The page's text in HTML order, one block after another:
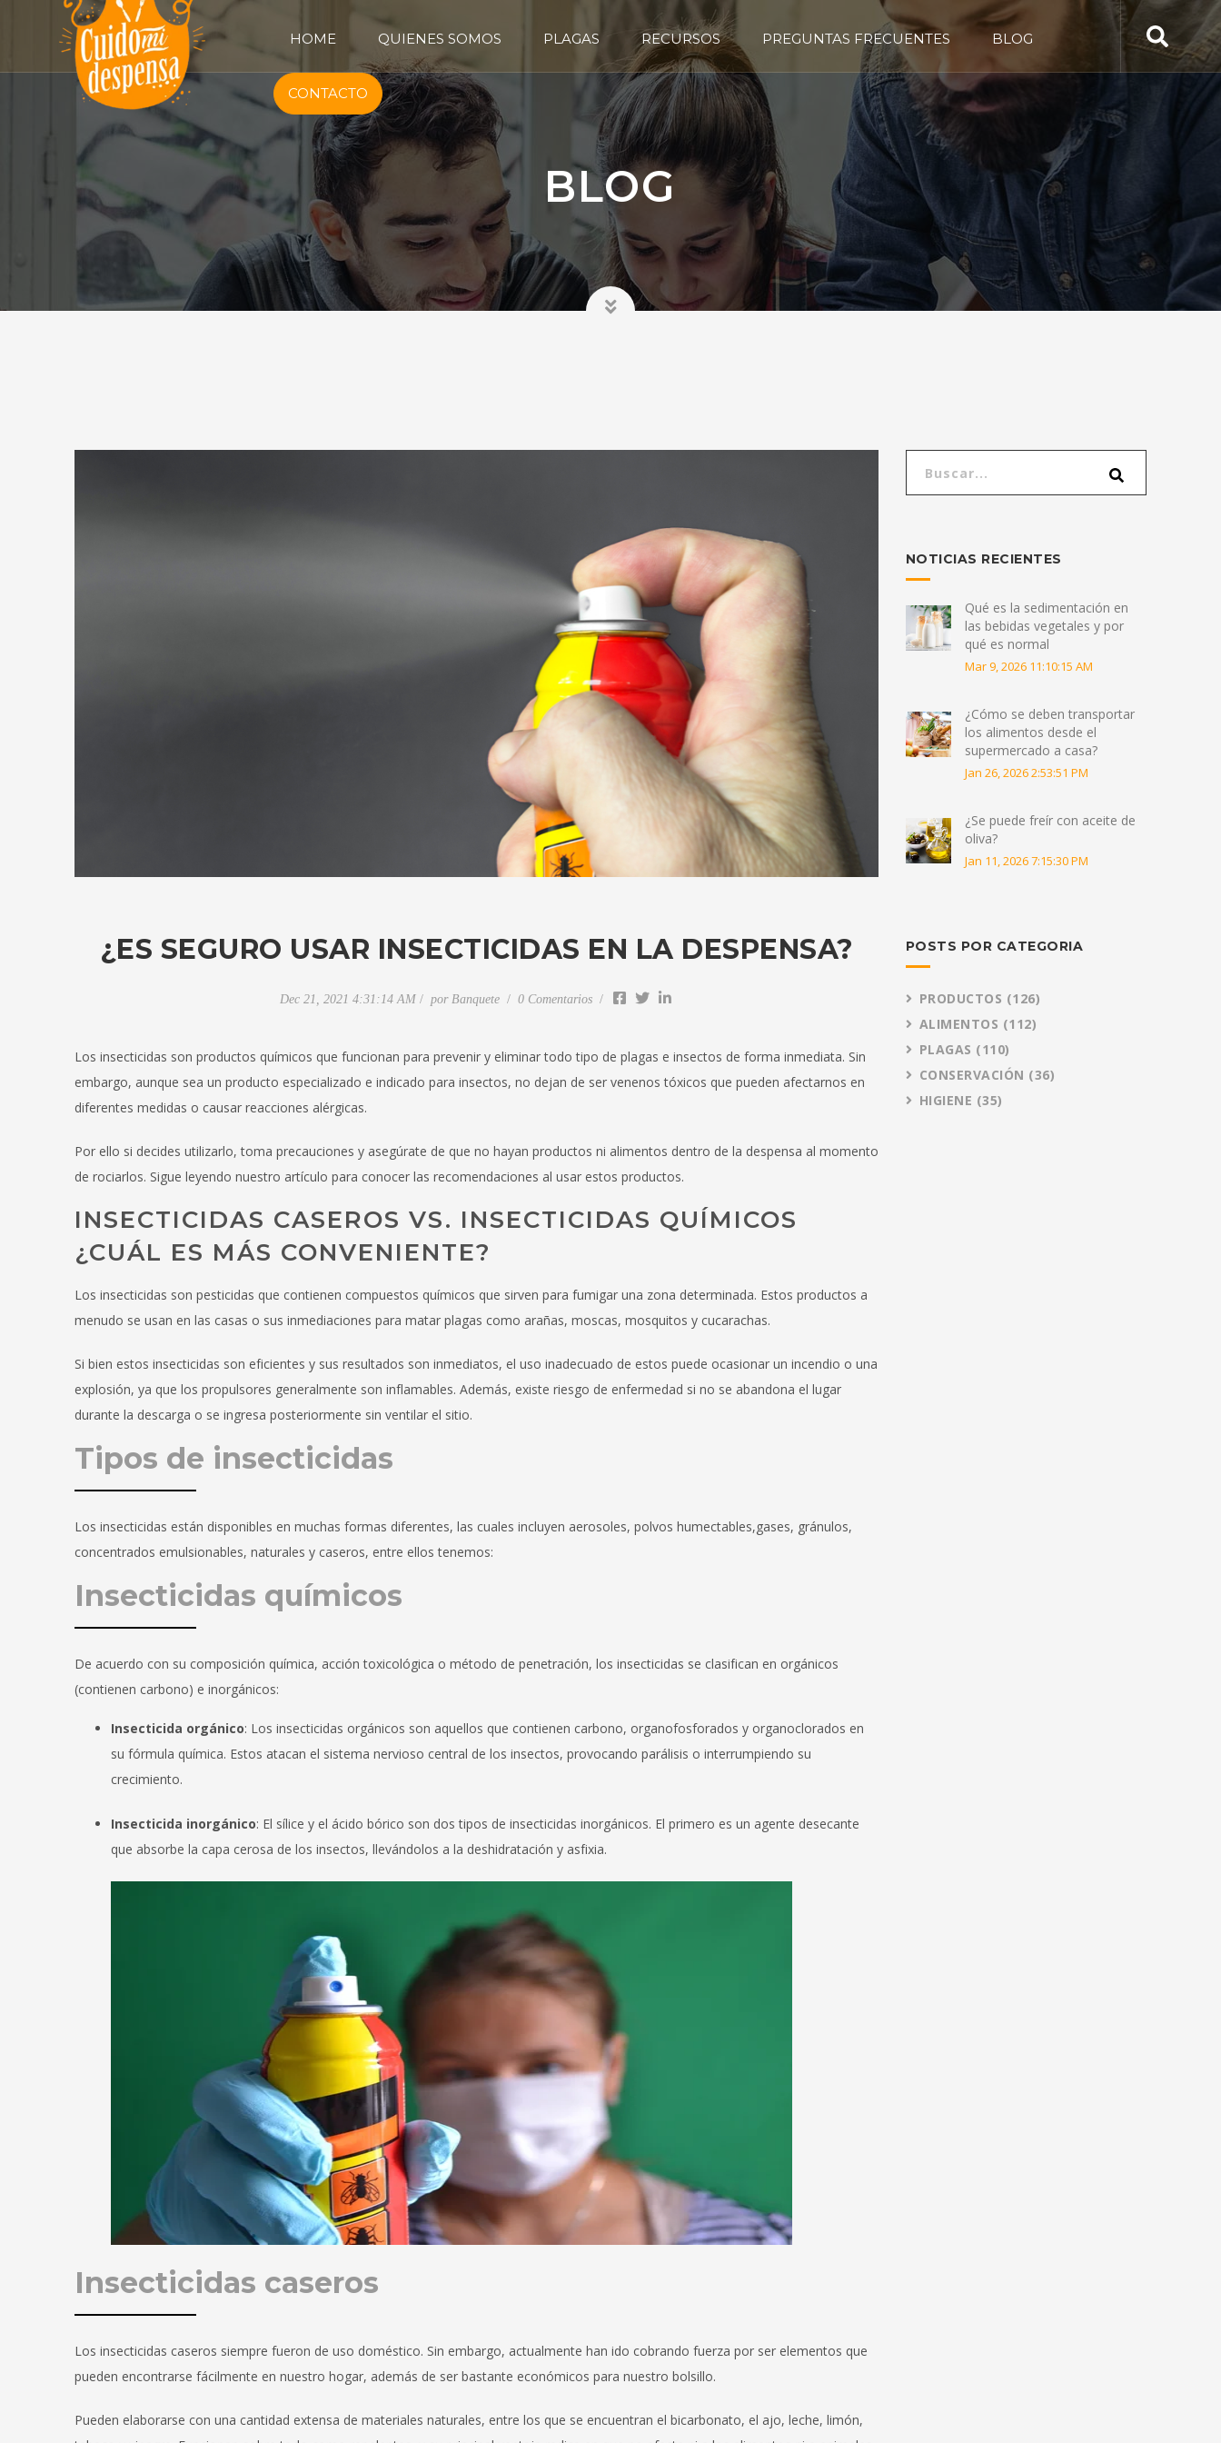
HOME QUIENES SOMOS PLAGAS RECURSOS PREGUNTAS FRECUENTES BLOG
CONTACTO
BLOG
¿ES SEGURO USAR INSECTICIDAS EN LA DESPENSA?
Dec 21, 2021 4:31:14 AM por Banquete 0 Comentarios
Los insecticidas son productos químicos que funcionan para prevenir y eliminar todo tipo de plagas e insectos de forma inmediata. Sin
embargo, aunque sea un producto especializado e indicado para insectos, no dejan de ser venenos tóxicos que pueden afectarnos en
diferentes medidas o causar reacciones alérgicas.
Por ello si decides utilizarlo, toma precauciones y asegúrate de que no hayan productos ni alimentos dentro de la despensa al momento
de rociarlos. Sigue leyendo nuestro artículo para conocer las recomendaciones al usar estos productos.
INSECTICIDAS CASEROS VS. INSECTICIDAS QUÍMICOS
¿CUÁL ES MÁS CONVENIENTE?
Los insecticidas son pesticidas que contienen compuestos químicos que sirven para fumigar una zona determinada. Estos productos a
menudo se usan en las casas o sus inmediaciones para matar plagas como arañas, moscas, mosquitos y cucarachas.
Si bien estos insecticidas son eficientes y sus resultados son inmediatos, el uso inadecuado de estos puede ocasionar un incendio o una
explosión, ya que los propulsores generalmente son inflamables. Además, existe riesgo de enfermedad si no se abandona el lugar
durante la descarga o se ingresa posteriormente sin ventilar el sitio.
Tipos de insecticidas
Los insecticidas están disponibles en muchas formas diferentes, las cuales incluyen aerosoles, polvos humectables,gases, gránulos,
concentrados emulsionables, naturales y caseros, entre ellos tenemos:
Insecticidas químicos
De acuerdo con su composición química, acción toxicológica o método de penetración, los insecticidas se clasifican en orgánicos
(contienen carbono) e inorgánicos:
Insecticida orgánico: Los insecticidas orgánicos son aquellos que contienen carbono, organofosforados y organoclorados en
su fórmula química. Estos atacan el sistema nervioso central de los insectos, provocando parálisis o interrumpiendo su
crecimiento.
Insecticida inorgánico: El sílice y el ácido bórico son dos tipos de insecticidas inorgánicos. El primero es un agente desecante
que absorbe la capa cerosa de los insectos, llevándolos a la deshidratación y asfixia.
Insecticidas caseros
Los insecticidas caseros siempre fueron de uso doméstico. Sin embargo, actualmente han ido cobrando fuerza por ser elementos que
pueden encontrarse fácilmente en nuestro hogar, además de ser bastante económicos para nuestro bolsillo.
Pueden elaborarse con una cantidad extensa de materiales naturales, entre los que se encuentran el bicarbonato, el ajo, leche, limón,
NOTICIAS RECIENTES
Qué es la sedimentación en
las bebidas vegetales y por
qué es normal
Mar 9, 2026 11:10:15 AM
¿Cómo se deben transportar
los alimentos desde el
supermercado a casa?
Jan 26, 2026 2:53:51 PM
¿Se puede freír con aceite de
oliva?
Jan 11, 2026 7:15:30 PM
POSTS POR CATEGORIA
PRODUCTOS (126)
ALIMENTOS (112)
PLAGAS (110)
CONSERVACIÓN (36)
HIGIENE (35)